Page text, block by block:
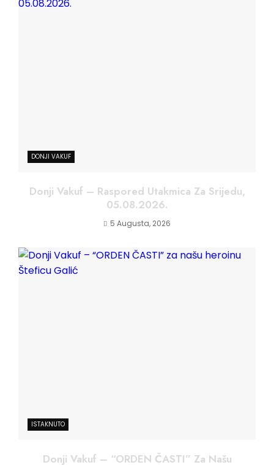
DONJI VAKUF
Donji Vakuf – Raspored Utakmica Za Srijedu,
05.08.2026.
5 Augusta, 2026
ISTAKNUTO
Donji Vakuf – “ORDEN ČASTI” Za Našu